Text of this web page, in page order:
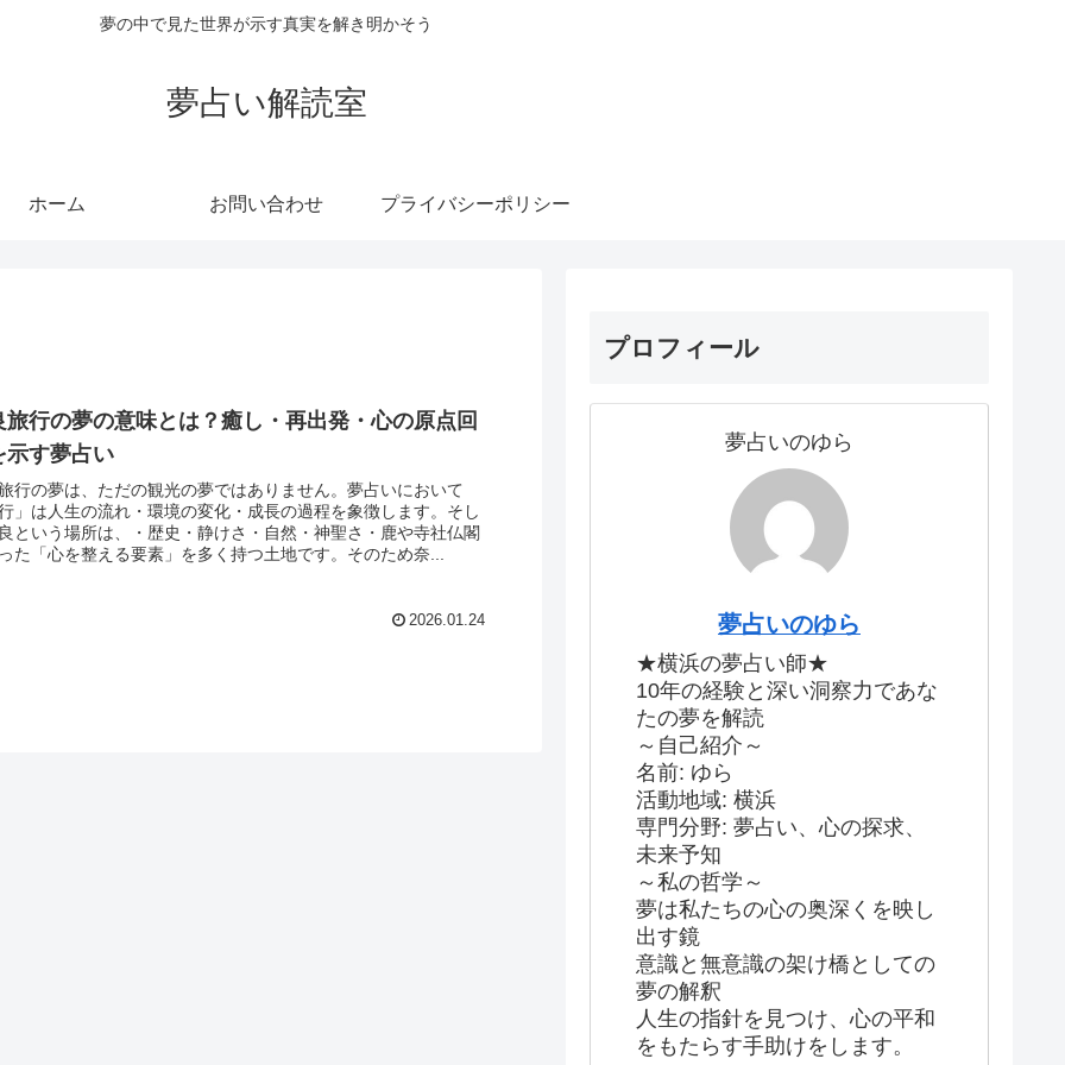
夢の中で見た世界が示す真実を解き明かそう
夢占い解読室
ホーム お問い合わせ プライバシーポリシー
旅行の夢の意味とは？癒し・再出発・心の原点回
示す夢占い
行の夢は、ただの観光の夢ではありません。夢占いにおいて
」は人生の流れ・環境の変化・成長の過程を象徴します。そし
という場所は、・歴史・静けさ・自然・神聖さ・鹿や寺社仏閣
た「心を整える要素」を多く持つ土地です。そのため奈...
2026.01.24
プロフィール
夢占いのゆら
夢占いのゆら
★横浜の夢占い師★
10年の経験と深い洞察力であな
たの夢を解読
～自己紹介～
名前: ゆら
活動地域: 横浜
専門分野: 夢占い、心の探求、
未来予知
～私の哲学～
夢は私たちの心の奥深くを映し
出す鏡
意識と無意識の架け橋としての
夢の解釈
人生の指針を見つけ、心の平和
をもたらす手助けをします。